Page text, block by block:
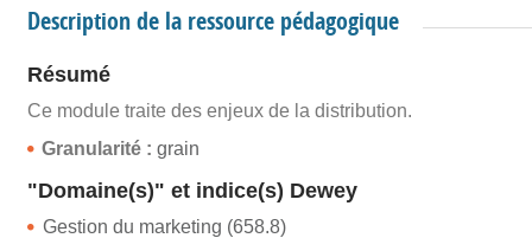
Description de la ressource pédagogique
Résumé
Ce module traite des enjeux de la distribution.
Granularité : grain
"Domaine(s)" et indice(s) Dewey
Gestion du marketing (658.8)